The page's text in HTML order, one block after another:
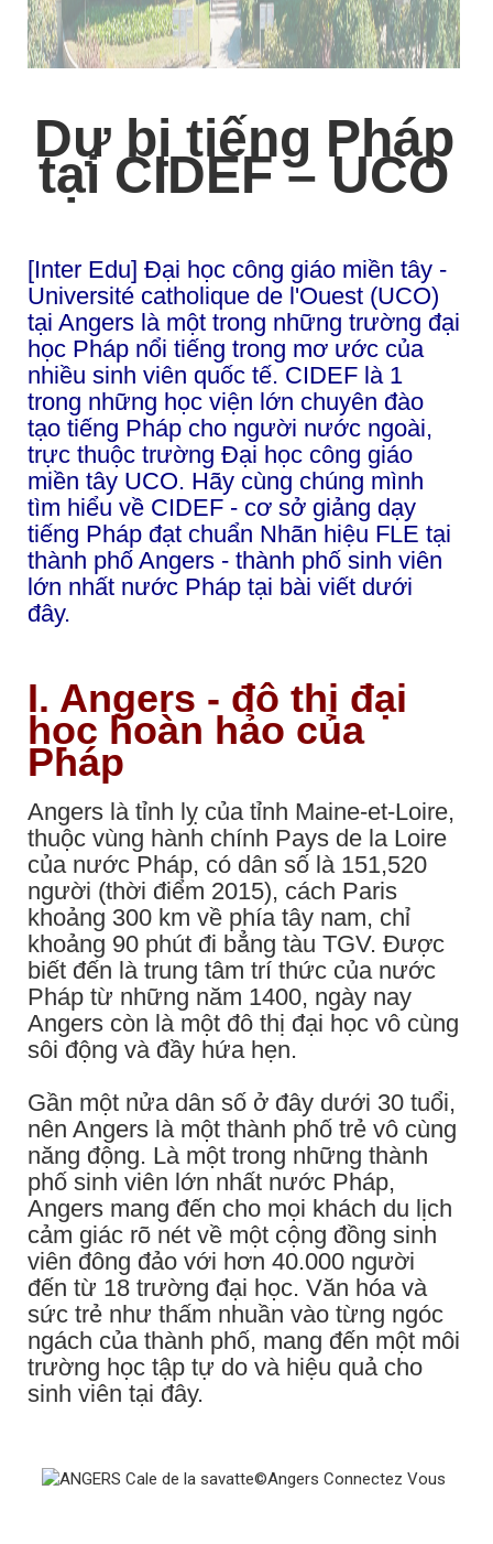
Dự bị tiếng Pháp
tại CIDEF – UCO
[Inter Edu] Đại học công giáo miền tây -
Université catholique de l'Ouest (UCO)
tại Angers là một trong những trường đại
học Pháp nổi tiếng trong mơ ước của
nhiều sinh viên quốc tế. CIDEF là 1
trong những học viện lớn chuyên đào
tạo tiếng Pháp cho người nước ngoài,
trực thuộc trường Đại học công giáo
miền tây UCO. Hãy cùng chúng mình
tìm hiểu về CIDEF - cơ sở giảng dạy
tiếng Pháp đạt chuẩn Nhãn hiệu FLE tại
thành phố Angers - thành phố sinh viên
lớn nhất nước Pháp tại bài viết dưới
đây.
I. Angers - đô thị đại
học hoàn hảo của
Pháp
Angers là tỉnh lỵ của tỉnh Maine-et-Loire,
thuộc vùng hành chính Pays de la Loire
của nước Pháp, có dân số là 151,520
người (thời điểm 2015), cách Paris
khoảng 300 km về phía tây nam, chỉ
khoảng 90 phút đi bẳng tàu TGV. Được
biết đến là trung tâm trí thức của nước
Pháp từ những năm 1400, ngày nay
Angers còn là một đô thị đại học vô cùng
sôi động và đầy hứa hẹn.
Gần một nửa dân số ở đây dưới 30 tuổi,
nên Angers là một thành phố trẻ vô cùng
năng động. Là một trong những thành
phố sinh viên lớn nhất nước Pháp,
Angers mang đến cho mọi khách du lịch
cảm giác rõ nét về một cộng đồng sinh
viên đông đảo với hơn 40.000 người
đến từ 18 trường đại học. Văn hóa và
sức trẻ như thấm nhuần vào từng ngóc
ngách của thành phố, mang đến một môi
trường học tập tự do và hiệu quả cho
sinh viên tại đây.